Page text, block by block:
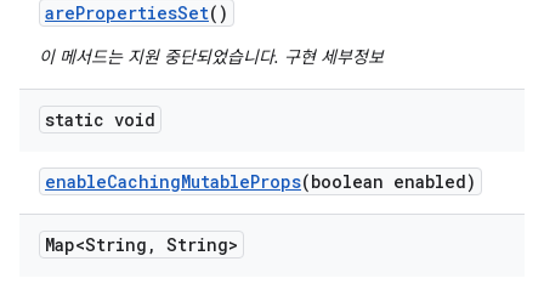
arePropertiesSet()
이 메서드는 지원 중단되었습니다. 구현 세부정보
static void
enableCachingMutableProps(boolean enabled)
Map<String , String>